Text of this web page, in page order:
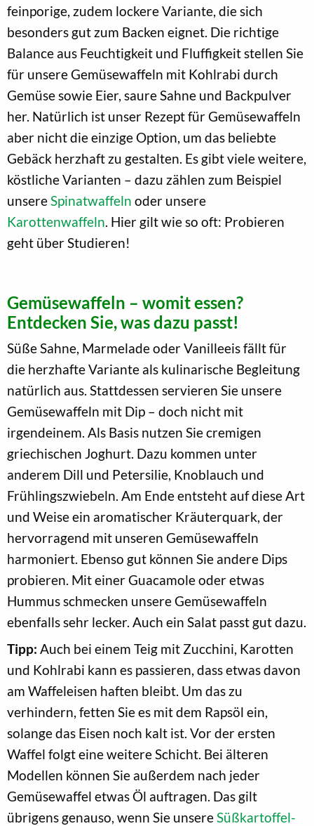
feinporige, zudem lockere Variante, die sich
besonders gut zum Backen eignet. Die richtige
Balance aus Feuchtigkeit und Fluffigkeit stellen Sie
für unsere Gemüsewaffeln mit Kohlrabi durch
Gemüse sowie Eier, saure Sahne und Backpulver
her. Natürlich ist unser Rezept für Gemüsewaffeln
aber nicht die einzige Option, um das beliebte
Gebäck herzhaft zu gestalten. Es gibt viele weitere,
köstliche Varianten – dazu zählen zum Beispiel
unsereSpinatwaffeln oder unsere
Karottenwaffeln. Hier gilt wie so oft: Probieren
geht über Studieren!
Gemüsewaffeln – womit essen?
Entdecken Sie, was dazu passt!
Süße Sahne, Marmelade oder Vanilleeis fällt für
die herzhafte Variante als kulinarische Begleitung
natürlich aus. Stattdessen servieren Sie unsere
Gemüsewaffeln mit Dip – doch nicht mit
irgendeinem. Als Basis nutzen Sie cremigen
griechischen Joghurt. Dazu kommen unter
anderem Dill und Petersilie, Knoblauch und
Frühlingszwiebeln. Am Ende entsteht auf diese Art
und Weise ein aromatischer Kräuterquark, der
hervorragend mit unseren Gemüsewaffeln
harmoniert. Ebenso gut können Sie andere Dips
probieren. Mit einer Guacamole oder etwas
Hummus schmecken unsere Gemüsewaffeln
ebenfalls sehr lecker. Auch ein Salat passt gut dazu.
Tipp: Auch bei einem Teig mit Zucchini, Karotten
und Kohlrabi kann es passieren, dass etwas davon
am Waffeleisen haften bleibt. Um das zu
verhindern, fetten Sie es mit dem Rapsöl ein,
solange das Eisen noch kalt ist. Vor der ersten
Waffel folgt eine weitere Schicht. Bei älteren
Modellen können Sie außerdem nach jeder
Gemüsewaffel etwas Öl auftragen. Das gilt
übrigens genauso, wenn Sie unsereSüßkartoffel-